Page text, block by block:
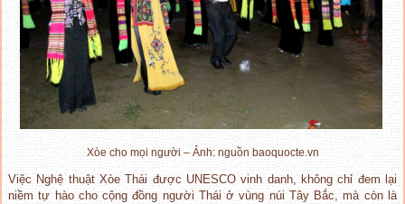
Xòe cho mọi người – Ảnh: nguồn baoquocte.vn
Việc Nghệ thuật Xòe Thái được UNESCO vinh danh, không chỉ đem lại
niềm tự hào cho cộng đồng người Thái ở vùng núi Tây Bắc, mà còn là